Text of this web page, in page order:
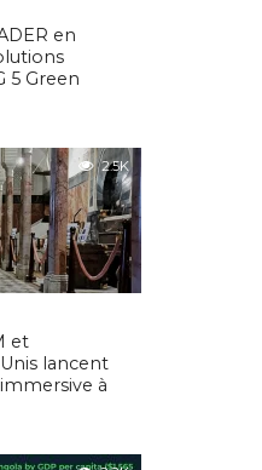
en
5 Green
2.5K
et
lancent
à